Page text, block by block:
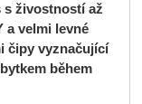
s živostností až
a velmi levné
čipy vyznačující
během